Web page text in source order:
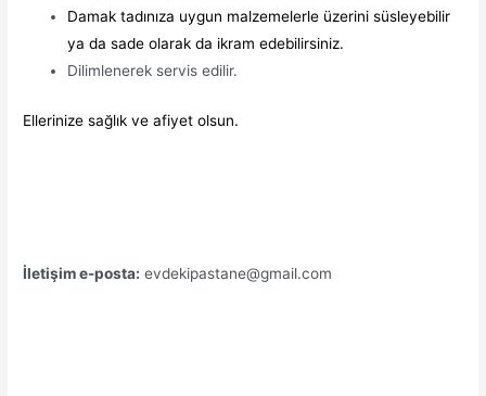
Damak tadınıza uygun malzemelerle üzerini süsleyebilir
ya da sade olarak da ikram edebilirsiniz.
Dilimlenerek servis edilir.
Ellerinize sağlık ve afiyet olsun.
İletişim e-posta: evdekipastane@gmail.com